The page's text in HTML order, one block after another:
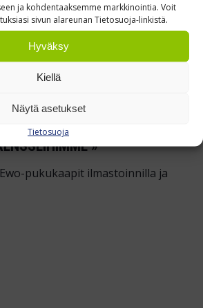
ja kohdentaaksemme markkinointia. Voit
sivun alareunan Tietosuoja-linkistä.
Hyväksy
Kiellä
Näytä asetukset
Tietosuoja
»